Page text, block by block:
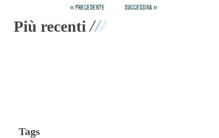
« Precedente Successiva »
Più recenti///
Tags